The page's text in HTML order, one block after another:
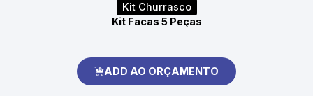
Kit Churrasco
Kit Facas 5 Peças
ADD AO ORÇAMENTO